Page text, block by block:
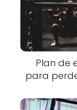
Plan de
para